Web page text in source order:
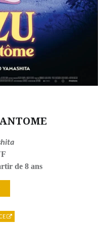
de 8 ans